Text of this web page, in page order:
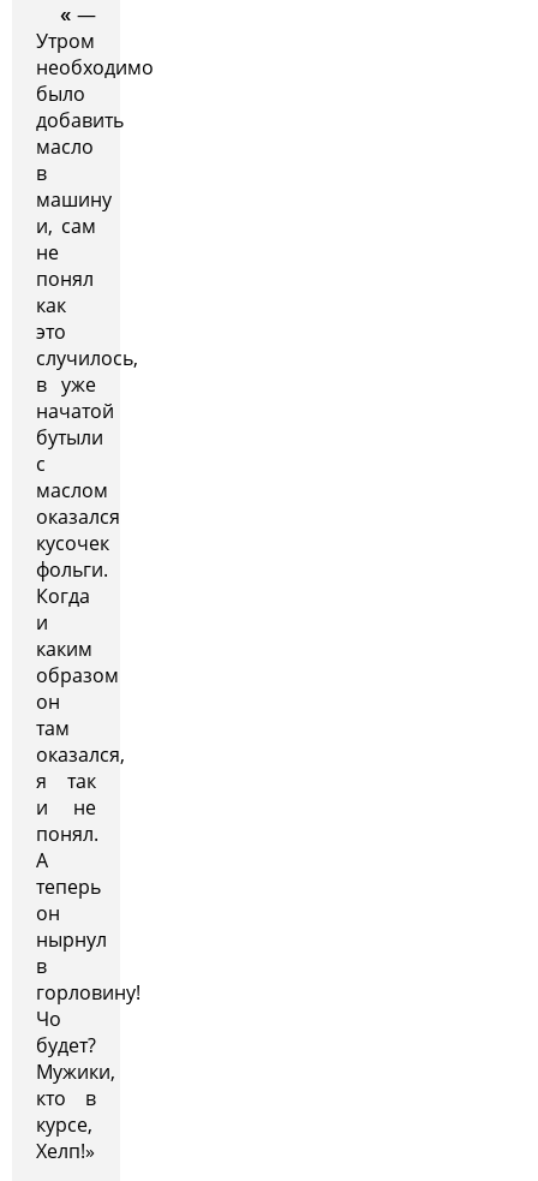
« —
Утром
необходимо
было
добавить
масло
в
машину
и, сам
не
понял
как
это
случилось,
в уже
начатой
бутыли
с
маслом
оказался
кусочек
фольги.
Когда
и
каким
образом
он
там
оказался,
я так
и не
понял.
А
теперь
он
нырнул
в
горловину!
Чо
будет?
Мужики,
кто в
курсе,
Хелп!»